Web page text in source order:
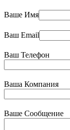
Ваше Имя
Ваш Email
Ваш Телефон
Ваша Компания
Ваше Сообщение